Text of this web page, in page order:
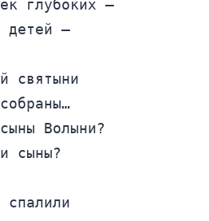
глубоких —
детей —
святыни
Волыни?
сыны?